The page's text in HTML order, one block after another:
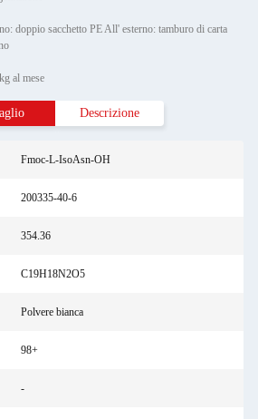
doppio sacchetto PE All' esterno: tamburo di carta
al mese
Descrizione
Fmoc-L-IsoAsn-OH
200335-40-6
354.36
C19H18N2O5
Polvere bianca
98+
-